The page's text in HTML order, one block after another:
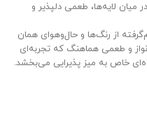
میان لایه‌ها، طعمی دلپذیر و
از رنگ‌ها و حال‌و‌هوای همان
و طعمی هماهنگ که تجربه‌ای
خاص به میز پذیرایی می‌بخشد.